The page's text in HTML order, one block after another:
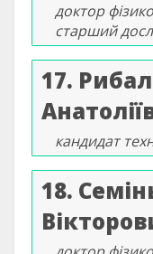
доктор
старший
17.
кандидат
18.